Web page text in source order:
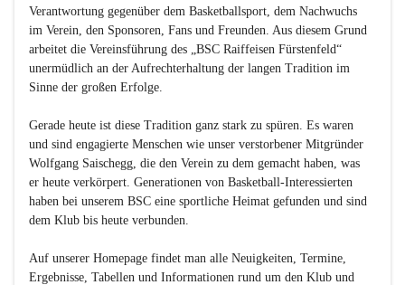
Verantwortung gegenüber dem Basketballsport, dem Nachwuchs
im Verein, den Sponsoren, Fans und Freunden. Aus diesem Grund
arbeitet die Vereinsführung des „BSC Raiffeisen Fürstenfeld“
unermüdlich an der Aufrechterhaltung der langen Tradition im
Sinne der großen Erfolge.
Gerade heute ist diese Tradition ganz stark zu spüren. Es waren
und sind engagierte Menschen wie unser verstorbener Mitgründer
Wolfgang Saischegg, die den Verein zu dem gemacht haben, was
er heute verkörpert. Generationen von Basketball-Interessierten
haben bei unserem BSC eine sportliche Heimat gefunden und sind
dem Klub bis heute verbunden.
Auf unserer Homepage findet man alle Neuigkeiten, Termine,
Ergebnisse, Tabellen und Informationen rund um den Klub und